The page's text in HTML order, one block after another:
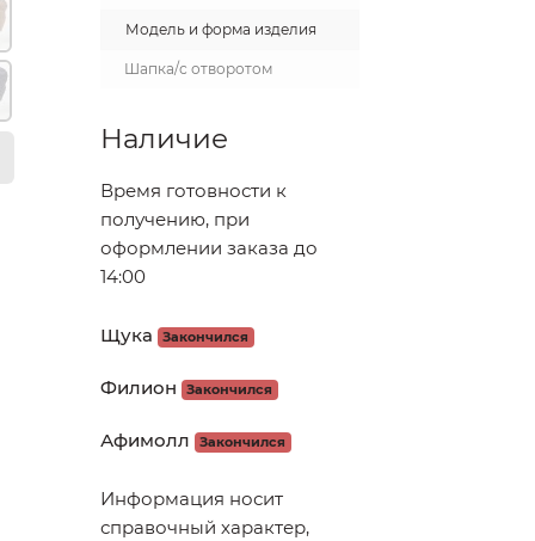
Модель и форма изделия
Шапка/с отворотом
Наличие
Время готовности к
получению, при
оформлении заказа до
14:00
Щука Закончился
Филион Закончился
Афимолл Закончился
Информация носит
справочный характер,